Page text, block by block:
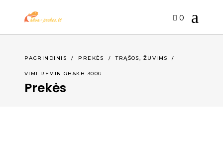
0
PAGRINDINIS / PREKĖS /TRĄŠOS, ŽUVIMS /
VIMI REMIN GH&KH 300G
Prekės